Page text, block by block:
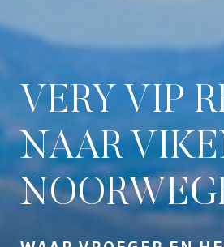
VERY VIP
NAAR